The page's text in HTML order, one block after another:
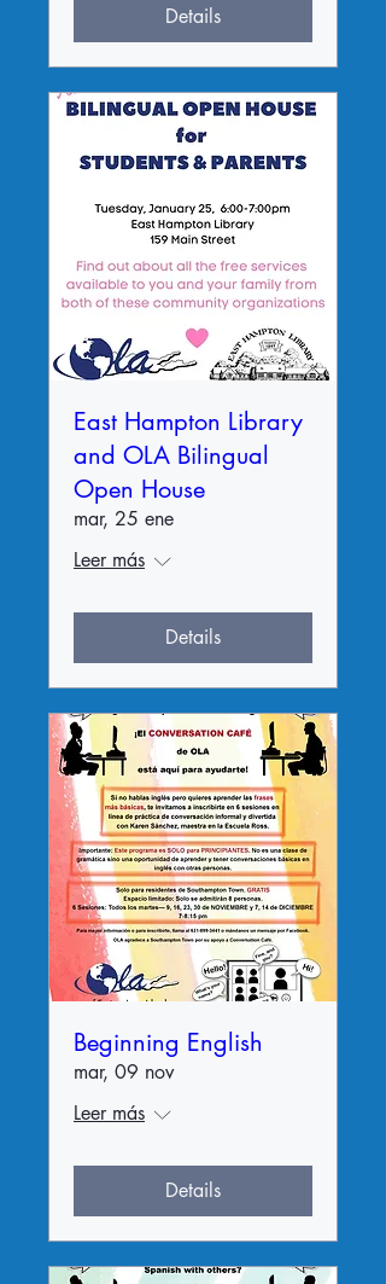
Details
East Hampton Library
and OLA Bilingual
Open House
mar, 25 ene
Leer más
Details
Beginning English
mar, 09 nov
Leer más
Details